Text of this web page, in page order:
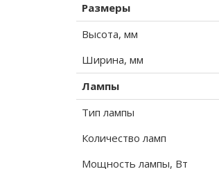
Размеры
Высота, мм
Ширина, мм
Лампы
Тип лампы
Количество ламп
Мощность лампы, Вт